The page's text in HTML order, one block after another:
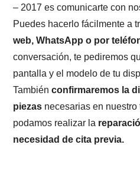
– 2017 es comunicarte con
Puedes hacerlo fácilmente a
web, WhatsApp o por
conversación, te pediremos
pantalla y el modelo de tu
Tambiénconfirmaremos la
piezas necesarias en
podamos realizar la
necesidad de cita previa.